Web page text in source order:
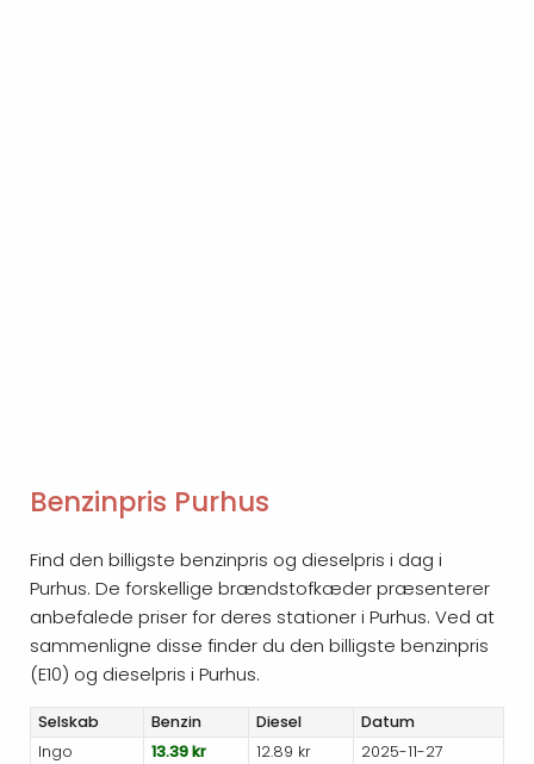
Benzinpris Purhus
Find den billigste benzinpris og dieselpris i dag i
Purhus. De forskellige brændstofkæder præsenterer
anbefalede priser for deres stationer i Purhus. Ved at
sammenligne disse finder du den billigste benzinpris
(E10) og dieselpris i Purhus.
Selskab Benzin Diesel
Datum
Ingo
13.39 kr 12.89 kr
2025-11-27